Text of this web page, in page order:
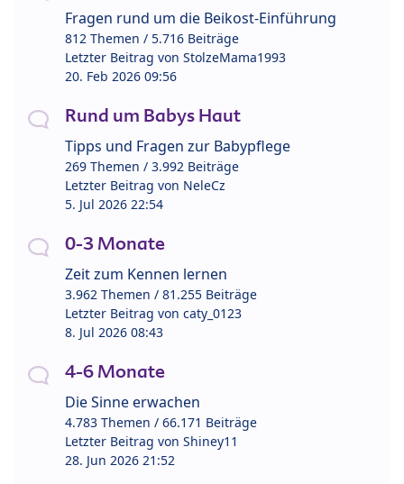
Fragen rund um die Beikost-Einführung
812 Themen / 5.716 Beiträge
Letzter Beitrag von StolzeMama1993
20. Feb 2026 09:56
Rund um Babys Haut
Tipps und Fragen zur Babypflege
269 Themen / 3.992 Beiträge
Letzter Beitrag von NeleCz
5. Jul 2026 22:54
0-3 Monate
Zeit zum Kennen lernen
3.962 Themen / 81.255 Beiträge
Letzter Beitrag von caty_0123
8. Jul 2026 08:43
4-6 Monate
Die Sinne erwachen
4.783 Themen / 66.171 Beiträge
Letzter Beitrag von Shiney11
28. Jun 2026 21:52